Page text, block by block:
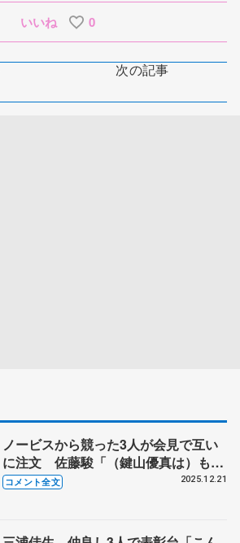
いいね 0
次の記事
ノービスから競った3人が会見で互い
に注文 佐藤駿「（鍵山優真は）もう
ちょっと乱れた方が…」 三浦佳生、
ア男子メダリスト会見】
コメント全文 2025.12.21